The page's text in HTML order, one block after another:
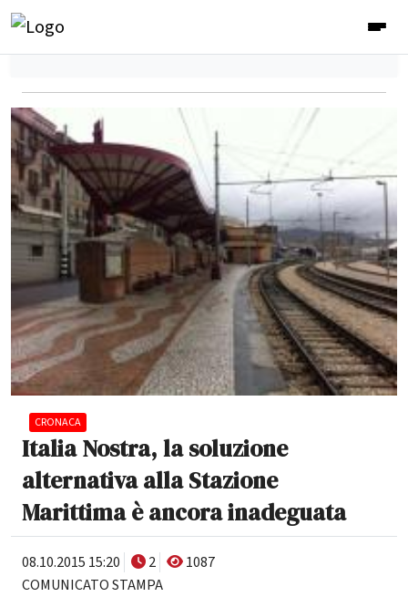
CRONACA
Italia Nostra, la soluzione
alternativa alla Stazione
Marittima è ancora inadeguata
08.10.2015 15:20 2
1087
COMUNICATO STAMPA